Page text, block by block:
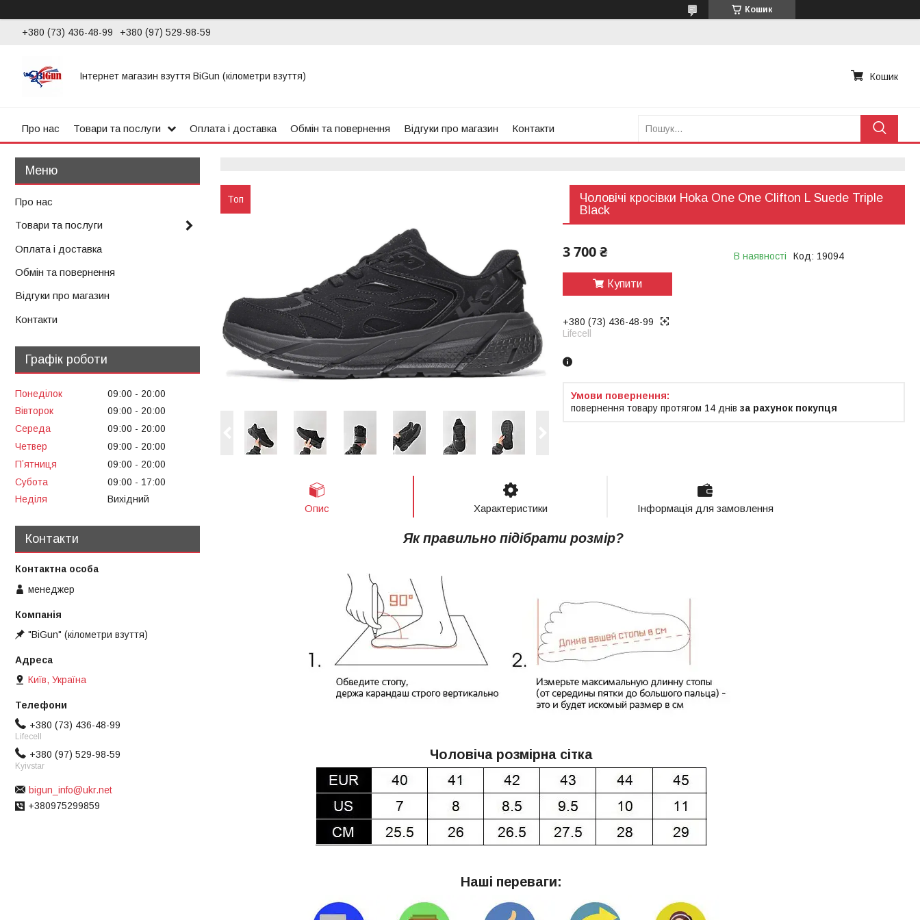
Кошик
+380 (73) 436-48-99 +380 (97) 529-98-59
Інтернет магазин взуття BiGun (кілометри взуття) Кошик
Про нас Товари та послуги Оплата і доставка Обмін та повернення Відгуки про магазин Контакти
Топ
Чоловічі кросівки Hoka One One Clifton L Suede Triple
Black
3 700 ₴ В наявності Код: 19094
Купити
+380 (73) 436-48-99
Lifecell
повернення товару протягом 14 днів за рахунок покупця
Опис Характеристики Інформація для замовлення
Як правильно підібрати розмір?
Чоловіча розмірна сітка
Наші переваги:
Про нас
Товари та послуги
Оплата і доставка
Обмін та повернення
Відгуки про магазин
Контакти
Графік роботи
Понеділок 09:00
20:00
Вівторок
09:00
20:00
Середа
09:00
20:00
Четвер
09:00
20:00
Пʼятниця
09:00
20:00
Субота
09:00
17:00
Неділя
Вихідний
Контакти
менеджер
"BiGun" (кілометри взуття)
Київ, Україна
+380 (73) 436-48-99
Lifecell
+380 (97) 529-98-59
Kyivstar
bigun_info@ukr.net
+380975299859